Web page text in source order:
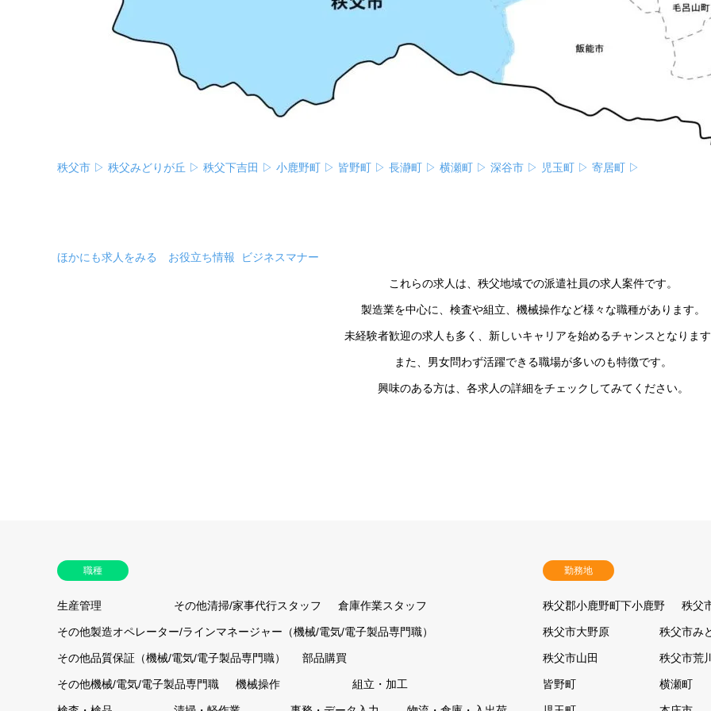
秩父市 ▷ 秩父みどりが丘 ▷ 秩父下吉田 ▷ 小鹿野町 ▷ 皆野町 ▷ 長瀞町 ▷ 横瀬町 ▷ 深谷市 ▷ 児玉町 ▷ 寄居町 ▷
ほかにも求人をみる お役立ち情報 ビジネスマナー
これらの求人は、秩父地域での派遣社員の求人案件です。
製造業を中心に、検査や組立、機械操作など様々な職種があります。
未経験者歓迎の求人も多く、新しいキャリアを始めるチャンスとなりま
また、男女問わず活躍できる職場が多いのも特徴です。
興味のある方は、各求人の詳細をチェックしてみてください。
職種
生産管理 その他清掃/家事代行スタッフ 倉庫作業スタッフ
その他製造オペレーター/ラインマネージャー（機械/電気/電子製品専門職）
その他品質保証（機械/電気/電子製品専門職） 部品購買
その他機械/電気/電子製品専門職 機械操作 組立・加工
勤務地
秩父郡小鹿野町下小鹿野 秩父
秩父市大野原 秩父市み
秩父市山田 秩父市荒
皆野町 横瀬町